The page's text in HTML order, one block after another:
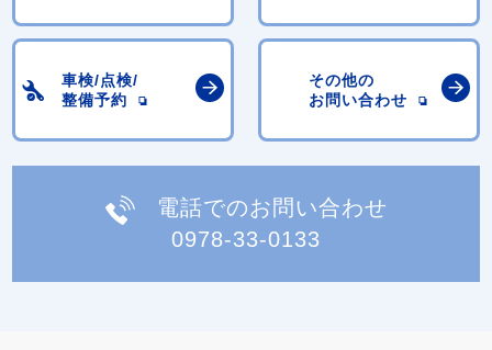
車検/点検/
整備予約
その他の
お問い合わせ
電話でのお問い合わせ
0978-33-0133